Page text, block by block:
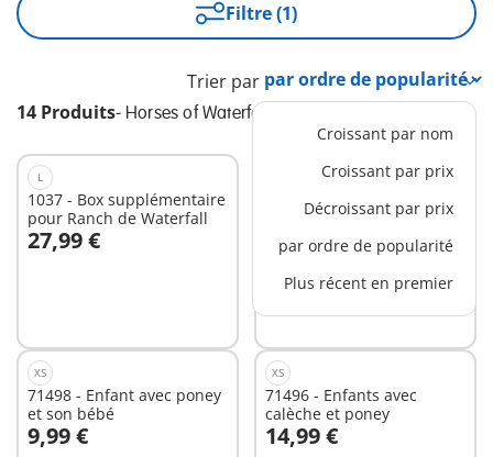
Filtre (1)
14 Produits- Horses of Waterfall
Trier par
Croissant par nom
Croissant par prix
Décroissant par prix
par ordre de popularité
Plus récent en premier
L
1037 - Box supplémentaire
pour Ranch de Waterfall
27,99 €
Au panier
71470 - StarterPack Amélia
et Ben avec chevaux
19,99 €
Au panier
XS
71498 - Enfant avec poney
et son bébé
9,99 €
Au panier
XS
71496 - Enfants avec
calèche et poney
14,99 €
Au panier